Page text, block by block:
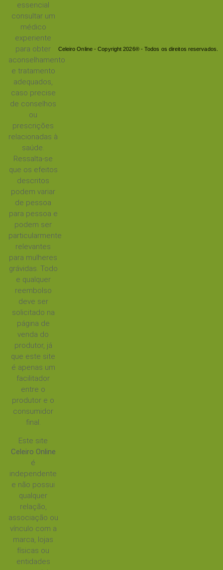
essencial
consultar um
médico
experiente
para obter
aconselhamento
e tratamento
adequados,
caso precise
de conselhos
ou
prescrições
relacionadas à
saúde.
Ressalta-se
que os efeitos
descritos
podem variar
de pessoa
para pessoa e
podem ser
particularmente
relevantes
para mulheres
grávidas. Todo
e qualquer
reembolso
deve ser
solicitado na
página de
venda do
produtor, já
que este site
é apenas um
facilitador
entre o
produtor e o
consumidor
final.
Este site
Celeiro Online
é
independente
e não possui
qualquer
relação,
associação ou
vínculo com a
marca, lojas
físicas ou
entidades
Celeiro Online - Copyright 2026® - Todos os direitos reservados.